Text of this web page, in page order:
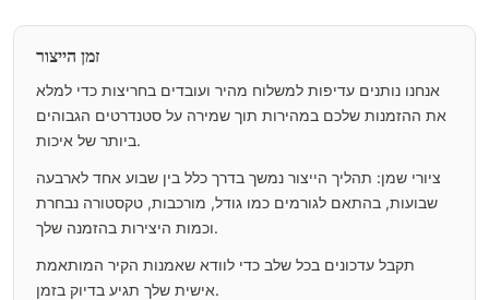
זמן הייצור
אנחנו נותנים עדיפות למשלוח מהיר ועובדים בחריצות כדי למלא
את ההזמנות שלכם במהירות תוך שמירה על סטנדרטים הגבוהים
ביותר של איכות.
ציורי שמן: תהליך הייצור נמשך בדרך כלל בין שבוע אחד לארבעה
שבועות, בהתאם לגורמים כמו גודל, מורכבות, טקסטורה נבחרת
וכמות היצירות בהזמנה שלך.
תקבל עדכונים בכל שלב כדי לוודא שאמנות הקיר המותאמת
אישית שלך תגיע בדיוק בזמן.